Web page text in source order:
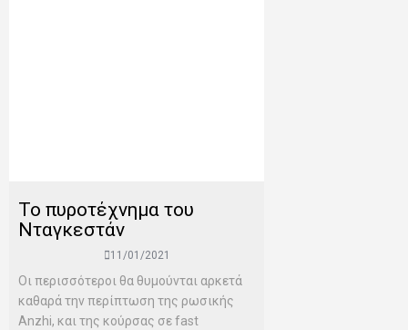
Το πυροτέχνημα του
Νταγκεστάν
11/01/2021
Οι περισσότεροι θα θυμούνται αρκετά
καθαρά την περίπτωση της ρωσικής
Anzhi, και της κούρσας σε fast